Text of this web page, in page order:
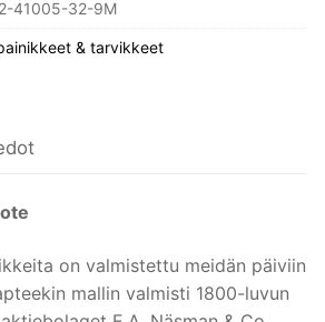
41005-32-9M
& tarvikkeet
on valmistettu meidän päiviin
mallin valmisti 1800-luvun